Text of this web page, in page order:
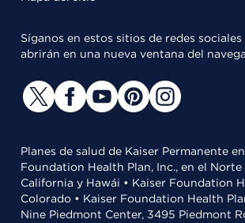
Síganos en estos sitios de redes
abrirán en una nueva ventana del
Planes de salud de Kaiser Permanente
Foundation Health Plan, Inc., en el Norte
California y Hawái • Kaiser Foundation
Colorado • Kaiser Foundation Health
Nine Piedmont Center, 3495 Piedmont